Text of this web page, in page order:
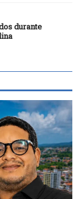
durante